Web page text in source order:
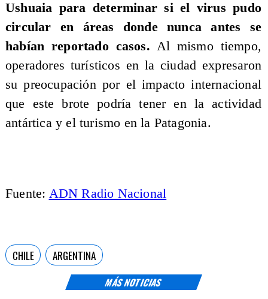
MÁS NOTICIAS
Ushuaia para determinar si el virus pudo
circular en áreas donde nunca antes se
habían reportado casos. Al mismo tiempo,
operadores turísticos en la ciudad expresaron
su preocupación por el impacto internacional
que este brote podría tener en la actividad
antártica y el turismo en la Patagonia.
Fuente: ADN Radio Nacional
CHILE ARGENTINA